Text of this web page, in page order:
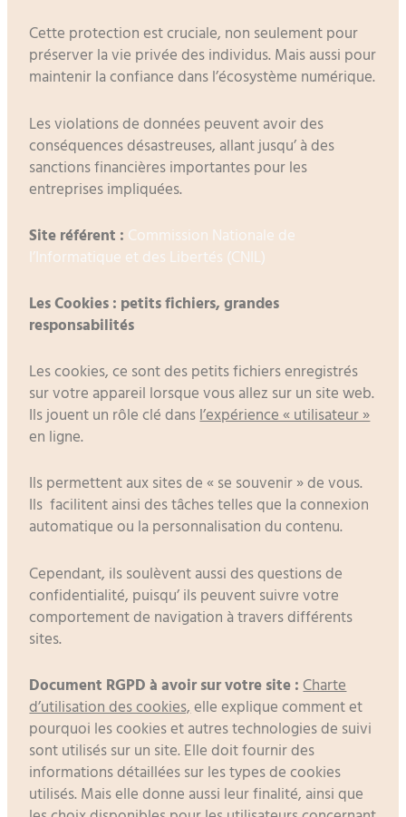
Cette protection est cruciale, non seulement pour
préserver la vie privée des individus. Mais aussi pour
maintenir la confiance dans l’écosystème numérique.
Les violations de données peuvent avoir des
conséquences désastreuses, allant jusqu’ à des
sanctions financières importantes pour les
entreprises impliquées.
Site référent : Commission Nationale de
l’Informatique et des Libertés (CNIL)
Les Cookies : petits fichiers, grandes
responsabilités
Les cookies, ce sont des petits fichiers enregistrés
sur votre appareil lorsque vous allez sur un site web.
Ils jouent un rôle clé dansl’expérience « utilisateur »
en ligne.
Ils permettent aux sites de « se souvenir » de vous.
Ils facilitent ainsi des tâches telles que la connexion
automatique ou la personnalisation du contenu.
Cependant, ils soulèvent aussi des questions de
confidentialité, puisqu’ ils peuvent suivre votre
comportement de navigation à travers différents
sites.
Document RGPD à avoir sur votre site : Charte
d’utilisation des cookies, elle explique comment et
pourquoi les cookies et autres technologies de suivi
sont utilisés sur un site. Elle doit fournir des
informations détaillées sur les types de cookies
utilisés. Mais elle donne aussi leur finalité, ainsi que